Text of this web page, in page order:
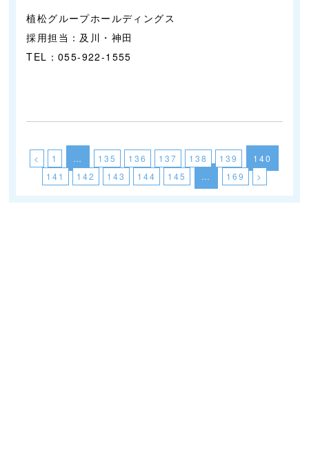
植松グループホールディングス
採用担当：及川・神田
TEL：055-922-1555
< 1 135 136 137 138 139
140
141
142 143 144 145 169 >